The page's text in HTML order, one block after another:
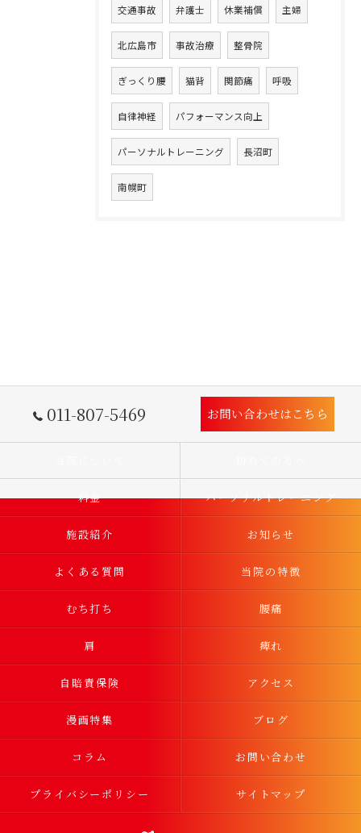
交通事故 弁護士 休業補償 主婦
北広島市 事故治療 整骨院
ぎっくり腰 猫背 関節痛 呼吸
自律神経 パフォーマンス向上
パーソナルトレーニング 長沼町
南幌町
011-807-5469 お問い合わせはこちら
料金 パーソナルトレーニング
施設紹介 お知らせ
よくある質問 当院の特徴
むち打ち 腰痛
肩 痺れ
自賠責保険 アクセス
漫画特集 ブログ
コラム お問い合わせ
プライバシーポリシー サイトマップ